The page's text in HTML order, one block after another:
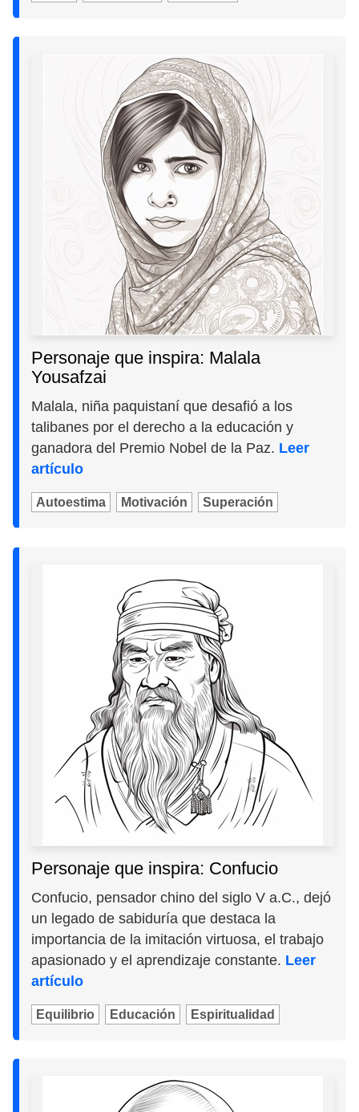
Personaje que inspira: Malala
Yousafzai
Malala, niña paquistaní que desafió a los
talibanes por el derecho a la educación y
ganadora del Premio Nobel de la Paz. Leer
artículo
Autoestima Motivación Superación
Personaje que inspira: Confucio
Confucio, pensador chino del siglo V a.C., dejó
un legado de sabiduría que destaca la
importancia de la imitación virtuosa, el trabajo
apasionado y el aprendizaje constante. Leer
artículo
Equilibrio Educación Espiritualidad